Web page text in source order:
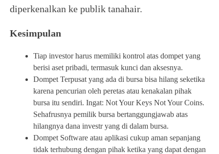
diperkenalkan ke publik tanahair.
Kesimpulan
Tiap investor harus memiliki kontrol atas dompet yang
berisi aset pribadi, termasuk kunci dan aksesnya.
Dompet Terpusat yang ada di bursa bisa hilang seketika
karena pencurian oleh peretas atau kenakalan pihak
bursa itu sendiri. Ingat: Not Your Keys Not Your Coins.
Sehafrusnya pemilik bursa bertanggungjawab atas
hilangnya dana investr yang di dalam bursa.
Dompet Software atau aplikasi cukup aman sepanjang
tidak terhubung dengan pihak ketika yang dapat dengan